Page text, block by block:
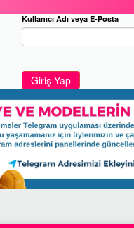
Kullanıcı Adı veya E-Posta
Giriş Yap